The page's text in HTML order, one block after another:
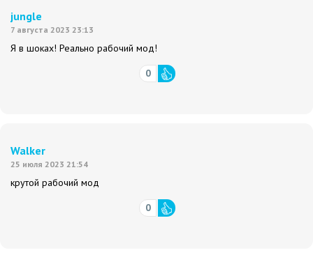
jungle
7 августа 2023 23:13
Я в шоках! Реально рабочий мод!
0
Walker
25 июля 2023 21:54
крутой рабочий мод
0